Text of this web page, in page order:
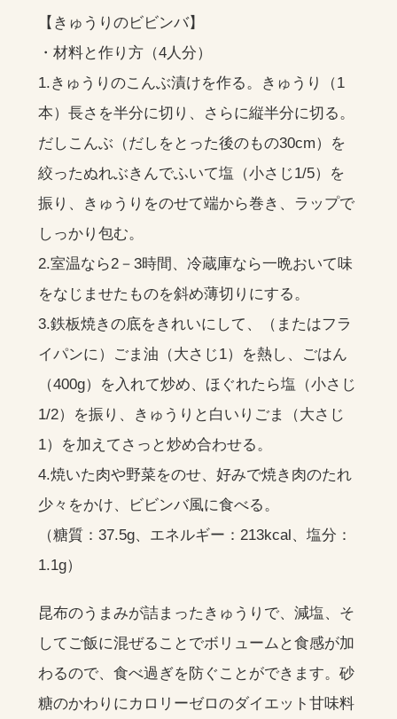
【きゅうりのビビンバ】
・材料と作り方（4人分）
1.きゅうりのこんぶ漬けを作る。きゅうり（1
本）長さを半分に切り、さらに縦半分に切る。
だしこんぶ（だしをとった後のもの30cm）を
絞ったぬれぶきんでふいて塩（小さじ1/5）を
振り、きゅうりをのせて端から巻き、ラップで
しっかり包む。
2.室温なら2－3時間、冷蔵庫なら一晩おいて味
をなじませたものを斜め薄切りにする。
3.鉄板焼きの底をきれいにして、（またはフラ
イパンに）ごま油（大さじ1）を熱し、ごはん
（400g）を入れて炒め、ほぐれたら塩（小さじ
1/2）を振り、きゅうりと白いりごま（大さじ
1）を加えてさっと炒め合わせる。
4.焼いた肉や野菜をのせ、好みで焼き肉のたれ
少々をかけ、ビビンバ風に食べる。
（糖質：37.5g、エネルギー：213kcal、塩分：
1.1g）
昆布のうまみが詰まったきゅうりで、減塩、そ
してご飯に混ぜることでボリュームと食感が加
わるので、食べ過ぎを防ぐことができます。砂
糖のかわりにカロリーゼロのダイエット甘味料